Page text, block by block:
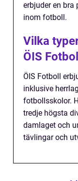
erbjuder en
inom fotboll.
Vilka
ÖIS
ÖIS Fotboll
inklusive
fotbollsskolor.
tredje högsta
damlaget och
tävlingar och